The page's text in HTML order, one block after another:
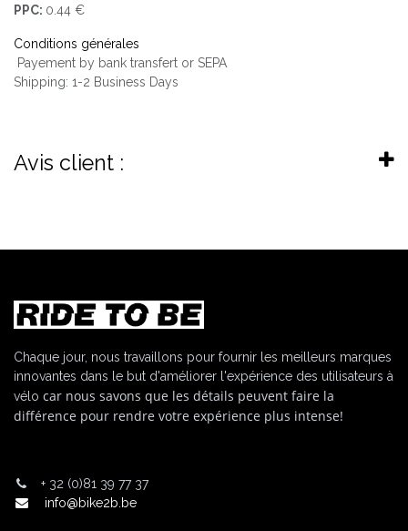
PPC: 0.44 €
Conditions générales
Payement by bank transfert or SEPA
Shipping: 1-2 Business Days
Avis client :
Chaque jour, nous travaillons pour fournir les meilleurs marques
innovantes dans le but d'améliorer l'expérience des utilisateurs à
vélo car nous savons que les détails peuvent faire la
différence pour rendre votre expérience plus intense!
+ 32 (0)81 39 77 37
info@bike2b.be